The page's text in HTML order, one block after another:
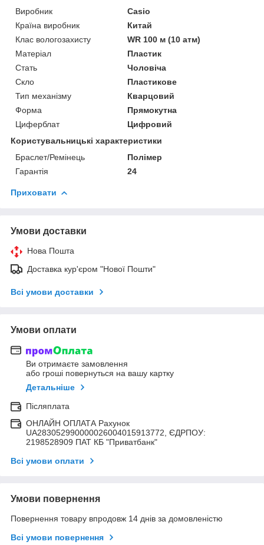
Виробник
Casio
Країна виробник
Китай
Клас вологозахисту
WR 100 м (10 атм)
Матеріал
Пластик
Стать
Чоловіча
Скло
Пластикове
Тип механізму
Кварцовий
Форма
Прямокутна
Циферблат
Цифровий
Користувальницькі характеристики
Браслет/Ремінець
Полімер
Гарантія
24
Приховати
Умови доставки
Нова Пошта
Доставка кур'єром "Нової Пошти"
Всі умови доставки
Умови оплати
Ви отримаєте замовлення
або гроші повернуться на вашу картку
Детальніше
Післяплата
ОНЛАЙН ОПЛАТА Рахунок
UA283052990000026004015913772, ЄДРПОУ:
2198528909 ПАТ КБ "Приватбанк"
Всі умови оплати
Умови повернення
Повернення товару впродовж 14 днів за домовленістю
Всі умови повернення